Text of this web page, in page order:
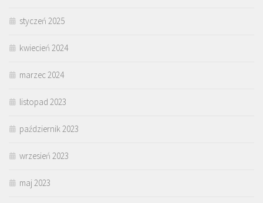
styczeń 2025
kwiecień 2024
marzec 2024
listopad 2023
październik 2023
wrzesień 2023
maj 2023